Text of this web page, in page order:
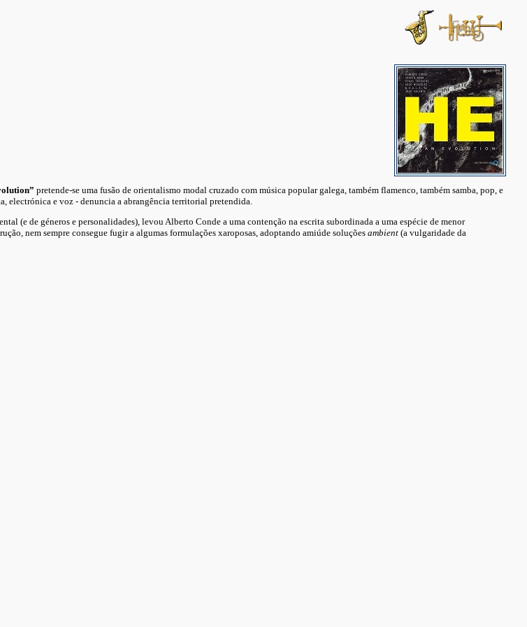
pretende-se uma fusão de orientalismo modal cruzado com música popular galega, também flamenco, também samba, pop, e
electrónica e voz - denuncia a abrangência territorial pretendida.
(e de géneros e personalidades), levou Alberto Conde a uma contenção na escrita subordinada a uma espécie de menor
nem sempre consegue fugir a algumas formulações xaroposas, adoptando amiúde soluções ambient (a vulgaridade da